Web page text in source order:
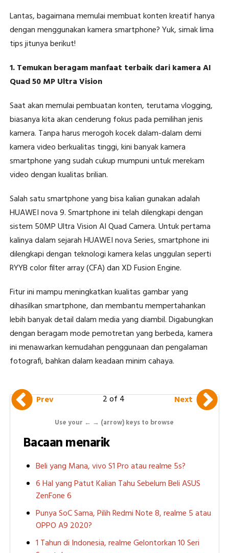
Lantas, bagaimana memulai membuat konten kreatif hanya
dengan menggunakan kamera smartphone? Yuk, simak lima
tips jitunya berikut!
1. Temukan beragam manfaat terbaik dari kamera AI
Quad 50 MP Ultra Vision
Saat akan memulai pembuatan konten, terutama vlogging,
biasanya kita akan cenderung fokus pada pemilihan jenis
kamera. Tanpa harus merogoh kocek dalam-dalam demi
kamera video berkualitas tinggi, kini banyak kamera
smartphone yang sudah cukup mumpuni untuk merekam
video dengan kualitas brilian.
Salah satu smartphone yang bisa kalian gunakan adalah
HUAWEI nova 9. Smartphone ini telah dilengkapi dengan
sistem 50MP Ultra Vision AI Quad Camera. Untuk pertama
kalinya dalam sejarah HUAWEI nova Series, smartphone ini
dilengkapi dengan teknologi kamera kelas unggulan seperti
RYYB color filter array (CFA) dan XD Fusion Engine.
Fitur ini mampu meningkatkan kualitas gambar yang
dihasilkan smartphone, dan membantu mempertahankan
lebih banyak detail dalam media yang diambil. Digabungkan
dengan beragam mode pemotretan yang berbeda, kamera
ini menawarkan kemudahan penggunaan dan pengalaman
fotografi, bahkan dalam keadaan minim cahaya.
Prev 2 of 4 Next
Use your ← → (arrow) keys to browse
Bacaan menarik
Beli yang Mana, vivo S1 Pro atau realme 5s?
6 Hal yang Patut Kalian Tahu Sebelum Beli ASUS
ZenFone 6
Punya SoC Sama, Pilih Redmi Note 8, realme 5 atau
OPPO A9 2020?
1 Tahun di Indonesia, realme Gelontorkan 10 Seri